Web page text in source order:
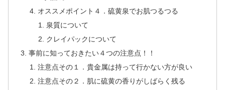
オススメポイント４．硫黄泉でお肌つるつる
泉質について
クレイパックについて
事前に知っておきたい４つの注意点！！
注意点その１．貴金属は持って行かない方が良い
注意点その２．肌に硫黄の香りがしばらく残る